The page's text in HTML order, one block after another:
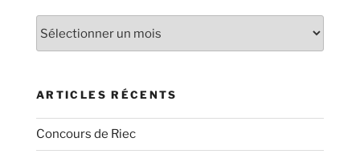
ARTICLES RÉCENTS
Concours de Riec